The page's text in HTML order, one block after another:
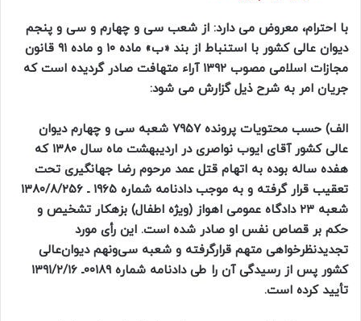
با احترام، معروض می دارد: از شعب سی‌ و چهارم و سی‌ و پنجم
دیوان عالی کشور با استنباط از بند «ب» ماده ۱۰ و ماده ۹۱ قانون
مجازات اسلامی مصوب ۱۳۹۲ آراء متهافت صادر گردیده است که
جریان امر به شرح ذیل گزارش می شود:
الف) حسب محتویات پرونده ۷۹۵۷ شعبه سی‌ و چهارم دیوان‌
عالی کشور آقای ایوب نواصری در اردیبهشت ماه سال ۱۳۸۰ که
هفده ساله بوده به اتهام قتل عمد مرحوم رضا جهانگیری تحت
تعقیب قرار گرفته و به موجب دادنامه شماره ۱۹۶۵ ـ ۱۳۸۰/۸/۲۵۶
شعبه ۲۳ دادگاه عمومی اهواز (ویژه اطفال) بزهکار تشخیص و
حکم بر قصاص نفس او صادر شده است. این رأی مورد
تجدیدنظرخواهی متهم قرارگرفته و شعبه سی‌ونهم دیوان‌عالی
کشور پس از رسیدگی آن را طی دادنامه شماره ۰۰۱۸۹ـ ۱۳۹۱/۲/۱۶
تأیید کرده است.